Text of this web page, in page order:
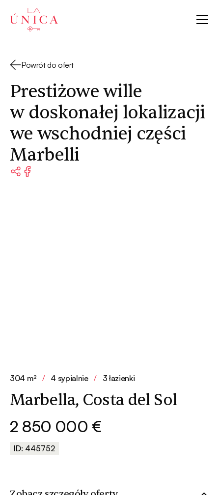
La Única
Powrót do ofert
Prestiżowe wille
w doskonałej lokalizacji
we wschodniej części
Marbelli
304 m² / 4 sypialnie / 3 łazienki
Marbella, Costa del Sol
2 850 000 €
ID: 445752